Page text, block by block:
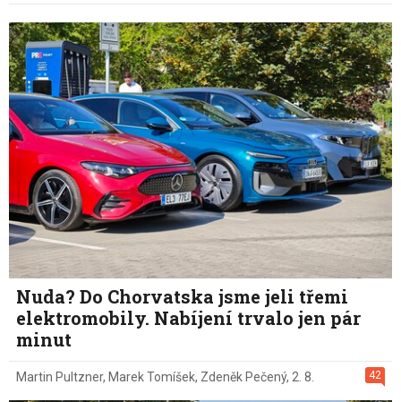
Nuda? Do Chorvatska jsme jeli třemi
elektromobily. Nabíjení trvalo jen pár
minut
42
Martin Pultzner, Marek Tomíšek, Zdeněk Pečený, 2. 8.